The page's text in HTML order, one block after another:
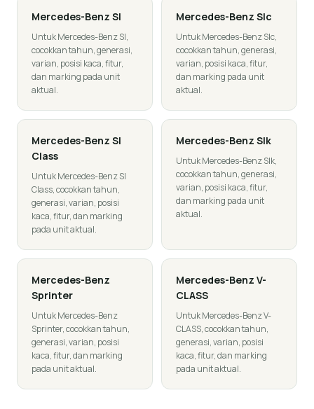
Mercedes-Benz Sl
Untuk Mercedes-Benz Sl,
cocokkan tahun, generasi,
varian, posisi kaca, fitur,
dan marking pada unit
aktual.
Mercedes-Benz Slc
Untuk Mercedes-Benz Slc,
cocokkan tahun, generasi,
varian, posisi kaca, fitur,
dan marking pada unit
aktual.
Mercedes-Benz Sl
Class
Untuk Mercedes-Benz Sl
Class, cocokkan tahun,
generasi, varian, posisi
kaca, fitur, dan marking
pada unit aktual.
Mercedes-Benz Slk
Untuk Mercedes-Benz Slk,
cocokkan tahun, generasi,
varian, posisi kaca, fitur,
dan marking pada unit
aktual.
Mercedes-Benz
Sprinter
Untuk Mercedes-Benz
Sprinter, cocokkan tahun,
generasi, varian, posisi
kaca, fitur, dan marking
pada unit aktual.
Mercedes-Benz V-
CLASS
Untuk Mercedes-Benz V-
CLASS, cocokkan tahun,
generasi, varian, posisi
kaca, fitur, dan marking
pada unit aktual.